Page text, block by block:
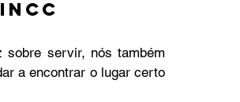
sobre servir, nós também
a encontrar o lugar certo